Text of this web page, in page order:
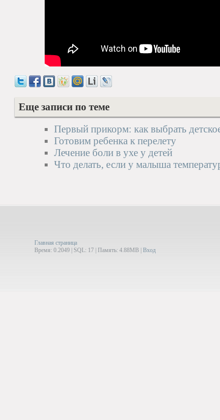
Еще записи по теме
Первый прикорм: как выбрать
Готовим ребенка к перелету
Лечение боли в ухе у детей
Что делать, если у малыша
Главная страница
Время: 0.2049 | SQL: 17 | Память: 4.88MB Вход